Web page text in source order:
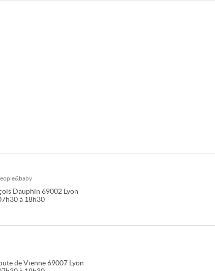
Dauphin 69002 Lyon
à 18h30
de Vienne69007 Lyon